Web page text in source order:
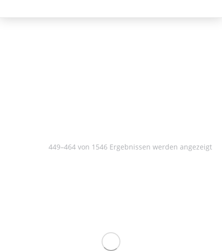
449–464 von 1546 Ergebnissen werden angezeigt